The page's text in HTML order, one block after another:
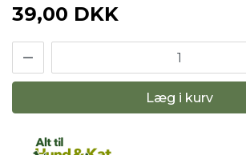
39,00 DKK
Læg i kurv